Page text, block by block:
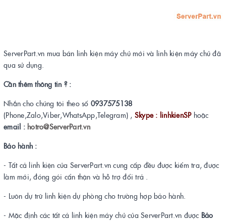
ServerPart.vn mua bán linh kiện máy chủ mới và linh kiện máy chủ đã
qua sử dụng.
Cần thêm thông tin ? :
Nhắn cho chúng tôi theo số 0937575138
(Phone,Zalo,Viber,WhatsApp,Telegram) , Skype : linhkienSPhoặc
email : hotro@ServerPart.vn
Bảo hành :
- Tất cả linh kiện của ServerPart.vn cung cấp đều được kiểm tra, được
làm mới, đóng gói cẩn thận và hỗ trợ đổi trả .
- Luôn dự trữ linh kiện dự phòng cho trường hợp bảo hành.
- Mặc định các tất cả linh kiện máy chủ của ServerPart.vn được Bảo